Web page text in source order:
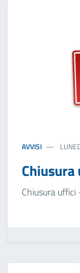
AVVISI
Chiusura